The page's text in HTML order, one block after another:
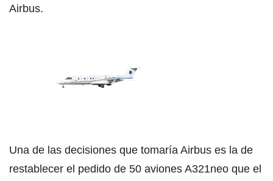
Airbus.
Una de las decisiones que tomaría Airbus es la de
restablecer el pedido de 50 aviones A321neo que el